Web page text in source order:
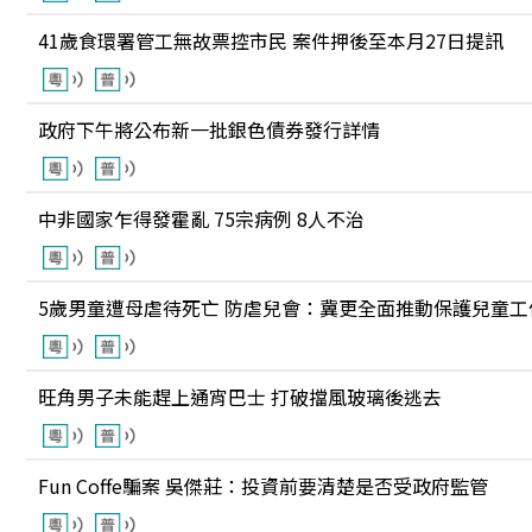
41歲食環署管工無故票控市民 案件押後至本月27日提訊
政府下午將公布新一批銀色債券發行詳情
中非國家乍得發霍亂 75宗病例 8人不治
5歲男童遭母虐待死亡 防虐兒會：冀更全面推動保護兒童
旺角男子未能趕上通宵巴士 打破擋風玻璃後逃去
Fun Coffe騙案 吳傑莊：投資前要清楚是否受政府監管